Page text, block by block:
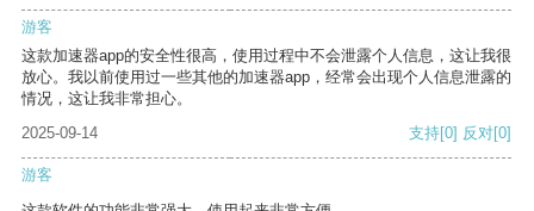
游客
这款加速器app的安全性很高，使用过程中不会泄露个人信息，这让我很
放心。我以前使用过一些其他的加速器app，经常会出现个人信息泄露的
情况，这让我非常担心。
2025-09-14
支持[0] 反对[0]
游客